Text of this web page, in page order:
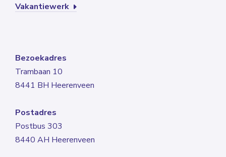
Vakantiewerk
Bezoekadres
Trambaan 10
8441 BH Heerenveen
Postadres
Postbus 303
8440 AH Heerenveen